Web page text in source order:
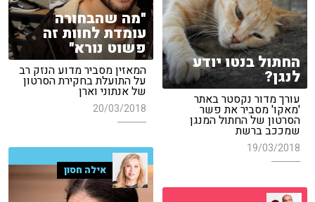
"מה שהבחורה
עומדת לחוות זה
פשוט נורא"
המאזין מסביר מדוע הנזק רב
על התועלת בחקירת הסרטון
של אנתוני וארן
20/03/2018
החתול בנטו יודע
לנגן?
עורך מדור נקסטר באתר
'מאקו' מסביר את פשר
הסרטון של החתול המנגן
שמככב ברשת
19/03/2018
אילה חסון